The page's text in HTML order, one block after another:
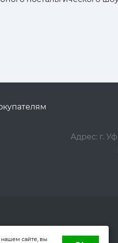
Адрес: г.
сайте, вы